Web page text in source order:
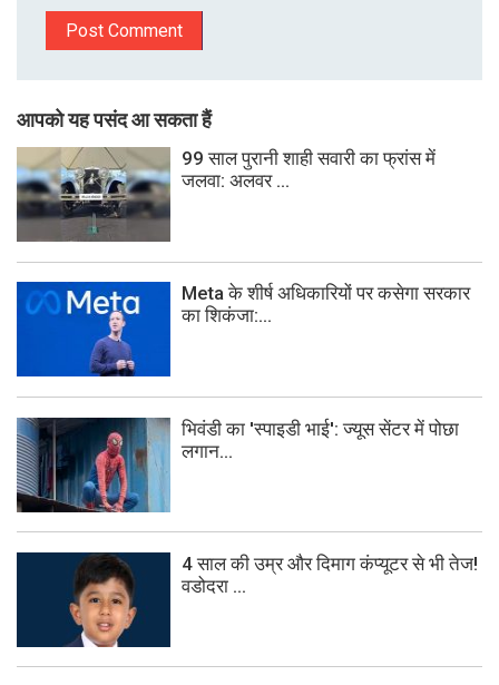
आपको यह पसंद आ सकता हैं
99 साल पुरानी शाही सवारी का फ्रांस में
जलवा: अलवर ...
Meta के शीर्ष अधिकारियों पर कसेगा सरकार
का शिकंजा:...
भिवंडी का 'स्पाइडी भाई': ज्यूस सेंटर में पोछा
लगान...
4 साल की उम्र और दिमाग कंप्यूटर से भी तेज!
वडोदरा ...